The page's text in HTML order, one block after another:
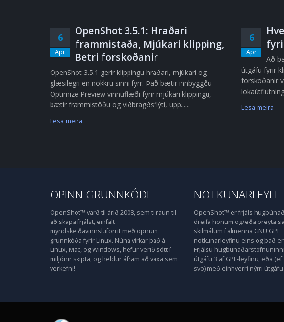
6
Apr
OpenShot 3.5.1: Hraðari
frammistaða, Mjúkari klipping,
Betri forskoðanir
OpenShot 3.5.1 gerir klippingu hraðari, mjúkari og
glæsilegri en nokkru sinni fyrr. Það bætir innbyggðu
Optimize Preview vinnuflæði fyrir mjúkari klippingu,
bætir frammistöðu og viðbragðsflýti, upp......
Lesa meira
6
Apr
Að
útgáfu fyrir
forskoðanir
Lesa meira
OPINN GRUNNKÓÐI
OpenShot™ varð til árið 2008, sem tilraun til
að skapa frjálst, einfalt
myndskeiðavinnsluforrit með opnum
grunnkóða fyrir Linux. Núna virkar það á
Linux, Mac, og Windows, hefur verið sótt í
miljónir skipta, og heldur áfram að vaxa sem
verkefni!
NOTKUNARLEYFI
OpenShot™ er frjáls
dreifa honum og/eða breyta
skilmálum í almenna GNU GPL
notkunarleyfinu eins og það
Frjálsu
útgáfu 3 af GPL-leyfinu, eða
svo) með einhverri nýrri